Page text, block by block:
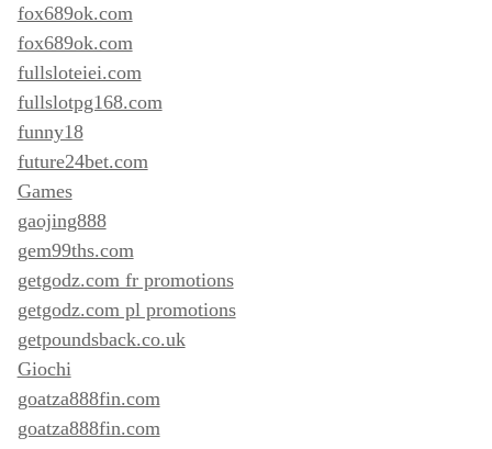
fox689ok.com
fox689ok.com
fullsloteiei.com
fullslotpg168.com
funny18
future24bet.com
Games
gaojing888
gem99ths.com
getgodz.com fr promotions
getgodz.com pl promotions
getpoundsback.co.uk
Giochi
goatza888fin.com
goatza888fin.com